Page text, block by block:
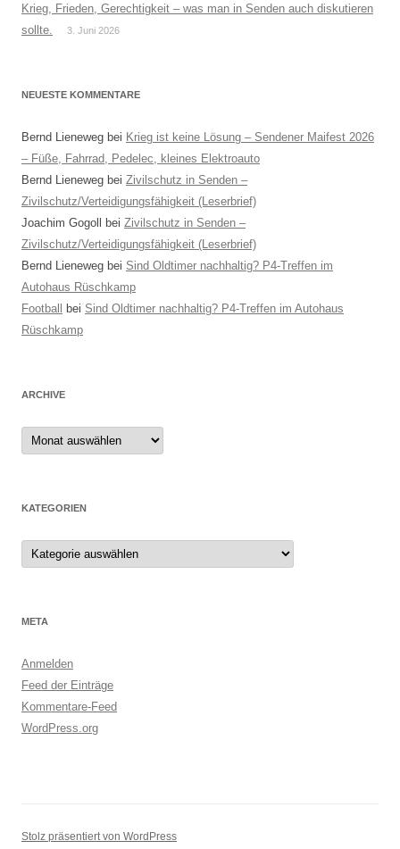
Krieg, Frieden, Gerechtigkeit – was man in Senden auch diskutieren
sollte.
3. Juni 2026
NEUESTE KOMMENTARE
Bernd Lieneweg bei Krieg ist keine Lösung – Sendener Maifest 2026
– Füße, Fahrrad, Pedelec, kleines Elektroauto
Bernd Lieneweg bei Zivilschutz in Senden –
Zivilschutz/Verteidigungsfähigkeit (Leserbrief)
Joachim Gogoll bei Zivilschutz in Senden –
Zivilschutz/Verteidigungsfähigkeit (Leserbrief)
Bernd Lieneweg bei Sind Oldtimer nachhaltig? P4-Treffen im
Autohaus Rüschkamp
Football bei Sind Oldtimer nachhaltig? P4-Treffen im Autohaus
Rüschkamp
ARCHIVE
Archive
KATEGORIEN
Kategorien
META
Anmelden
Feed der Einträge
Kommentare-Feed
WordPress.org
Stolz präsentiert von WordPress